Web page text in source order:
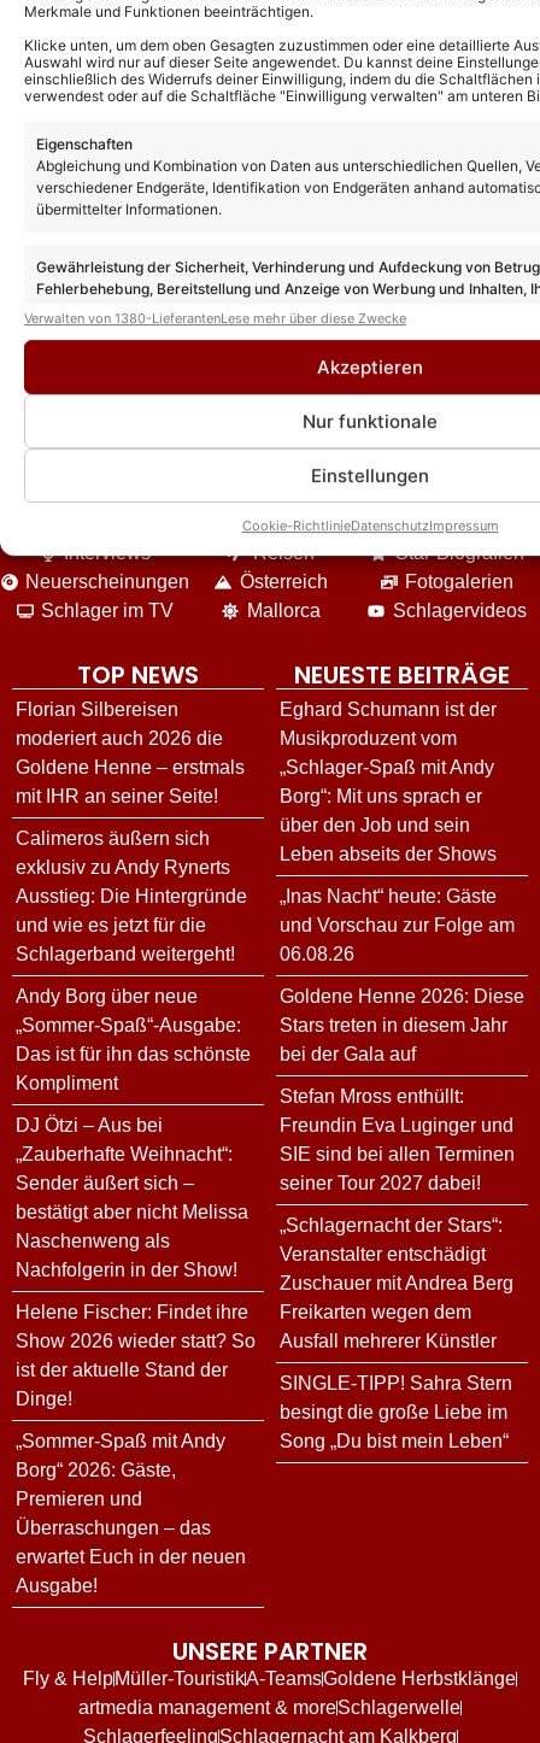
Merkmale und Funktionen beeinträchtigen.
Klicke unten, um dem oben Gesagten zuzustimmen oder eine detaillierte
Auswahl wird nur auf dieser Seite angewendet. Du kannst deine
einschließlich des Widerrufs deiner Einwilligung, indem du die
verwendest oder auf die Schaltfläche "Einwilligung verwalten" am unteren
Eigenschaften
Abgleichung und Kombination von Daten aus unterschiedlichen Quellen,
verschiedener Endgeräte, Identifikation von Endgeräten anhand
übermittelter Informationen.
Gewährleistung der Sicherheit, Verhinderung und Aufdeckung von
Fehlerbehebung, Bereitstellung und Anzeige von Werbung und Inhalten,
Entscheidungen zum Datenschutz speichern und übermitteln.
Verwalten von 1380-LieferantenLese mehr über diese Zwecke
Akzeptieren
Nur funktionale
Einstellungen
Cookie-RichtlinieDatenschutzImpressum
„Die Landarztpraxis“ heute: Vorschau auf
die Folge am 16.01.26
„Die Landarztpraxis“ heute: Vorschau auf
die Folge am 07.01.26
DIE VIELFALT UNSERES ANGEBOTES
Interviews
Neuerscheinungen
Schlager im TV
Event-Berichte
Reisen
Österreich
Mallorca
Unterhaltung
Star-Biografien
Fotogalerien
Schlagervideos
TOP NEWS
Florian Silbereisen
moderiert auch 2026 die
Goldene Henne – erstmals
mit IHR an seiner Seite!
Calimeros äußern sich
exklusiv zu Andy Rynerts
Ausstieg: Die Hintergründe
und wie es jetzt für die
Schlagerband weitergeht!
Andy Borg über neue
„Sommer-Spaß“-Ausgabe:
Das ist für ihn das schönste
Kompliment
DJ Ötzi – Aus bei
„Zauberhafte Weihnacht“:
Sender äußert sich –
bestätigt aber nicht Melissa
Naschenweng als
Nachfolgerin in der Show!
Helene Fischer: Findet ihre
Show 2026 wieder statt? So
ist der aktuelle Stand der
Dinge!
„Sommer-Spaß mit Andy
Borg“ 2026: Gäste,
Premieren und
Überraschungen – das
erwartet Euch in der neuen
Ausgabe!
NEUESTE BEITRÄGE
Eghard Schumann ist der
Musikproduzent vom
„Schlager-Spaß mit Andy
Borg“: Mit uns sprach er
über den Job und sein
Leben abseits der Shows
„Inas Nacht“ heute: Gäste
und Vorschau zur Folge am
06.08.26
Goldene Henne 2026: Diese
Stars treten in diesem Jahr
bei der Gala auf
Stefan Mross enthüllt:
Freundin Eva Luginger und
SIE sind bei allen Terminen
seiner Tour 2027 dabei!
„Schlagernacht der Stars“:
Veranstalter entschädigt
Zuschauer mit Andrea Berg
Freikarten wegen dem
Ausfall mehrerer Künstler
SINGLE-TIPP! Sahra Stern
besingt die große Liebe im
Song „Du bist mein Leben“
UNSERE PARTNER
Fly & HelpMüller-TouristikA-TeamsGoldene Herbstklänge
artmedia management & moreSchlagerwelle
SchlagerfeelingSchlagernacht am Kalkberg